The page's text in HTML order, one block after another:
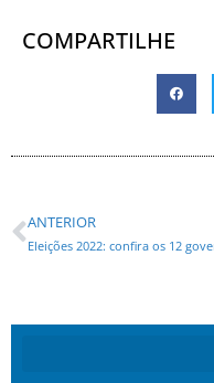
COMPARTILHE
ANTERIOR